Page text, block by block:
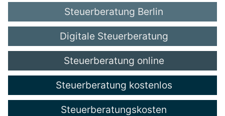
Steuerberatung Berlin
Digitale Steuerberatung
Steuerberatung online
Steuerberatung kostenlos
Steuerberatungskosten